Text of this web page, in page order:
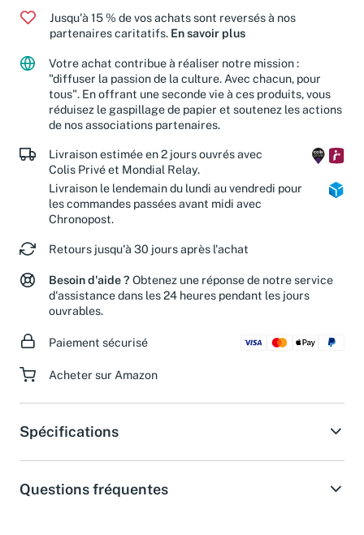
Jusqu'à 15 % de vos achats sont reversés à nos
partenaires caritatifs. En savoir plus
Votre achat contribue à réaliser notre mission :
"diffuser la passion de la culture. Avec chacun, pour
tous". En offrant une seconde vie à ces produits, vous
réduisez le gaspillage de papier et soutenez les actions
de nos associations partenaires.
Livraison estimée en 2 jours ouvrés avec
Colis Privé et Mondial Relay.
Livraison le lendemain du lundi au vendredi pour
les commandes passées avant midi avec
Chronopost.
Retours jusqu'à 30 jours après l'achat
Besoin d'aide ? Obtenez une réponse de notre service
d'assistance dans les 24 heures pendant les jours
ouvrables.
Paiement sécurisé
Acheter sur Amazon
Spécifications
Questions fréquentes